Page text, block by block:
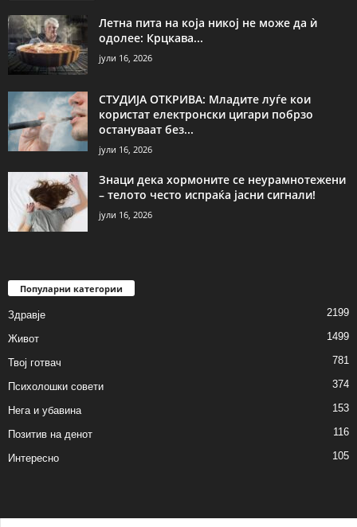
Летна пита на која никој не може да ѝ
одолее: Крцкава...
јули 16, 2026
СТУДИЈА ОТКРИВА: Младите луѓе кои
користат електронски цигари побрзо
остануваат без...
јули 16, 2026
Знаци дека хормоните се неурамнотежени
– телото често испраќа јасни сигнали!
јули 16, 2026
Популарни категории
Здравје 2199
Живот 1499
Твој готвач 781
Психолошки совети 374
Нега и убавина 153
Позитив на денот 116
Интересно 105